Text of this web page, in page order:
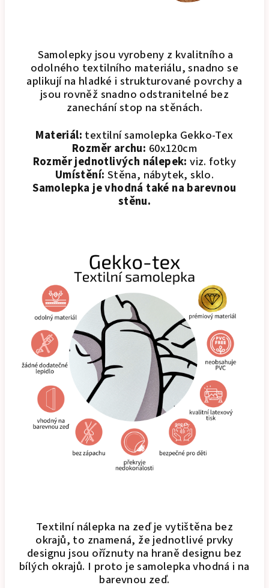
Samolepky jsou vyrobeny z kvalitního a
odolného textilního materiálu, snadno se
aplikují na hladké i strukturované povrchy a
jsou rovněž snadno odstranitelné bez
zanechání stop na stěnách.
Materiál: textilní samolepka Gekko-Tex
Rozměr archu: 60x120cm
Rozměr jednotlivých nálepek: viz. fotky
Umístění: Stěna, nábytek, sklo.
Samolepka je vhodná také na barevnou
stěnu.
Textilní nálepka na zeď je vytištěna bez
okrajů, to znamená, že jednotlivé prvky
designu jsou oříznuty na hraně designu bez
bílých okrajů. I proto je samolepka vhodná i na
barevnou zeď.